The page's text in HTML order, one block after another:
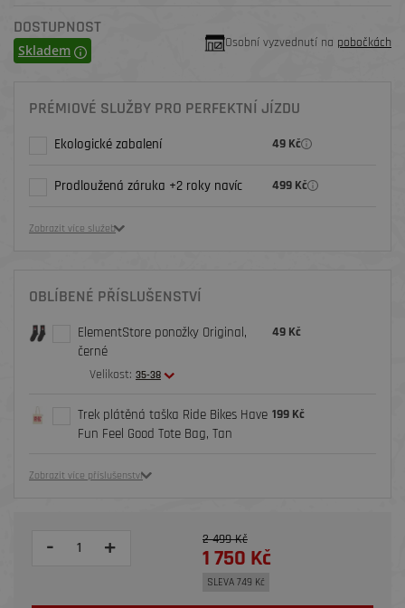
DOSTUPNOST
Skladem Osobní vyzvednutí na pobočkách
PRÉMIOVÉ SLUŽBY PRO PERFEKTNÍ JÍZDU
Ekologické zabalení 49 Kč
Prodloužená záruka +2 roky navíc 499 Kč
Zobrazit více služeb
OBLÍBENÉ PŘÍSLUŠENSTVÍ
ElementStore ponožky Original,
černé
Velikost: 35-38
49 Kč
Trek plátěná taška Ride Bikes Have
Fun Feel Good Tote Bag, Tan
199 Kč
Zobrazit více příslušenství
- + 2 499 Kč
1 750 Kč
SLEVA 749 Kč